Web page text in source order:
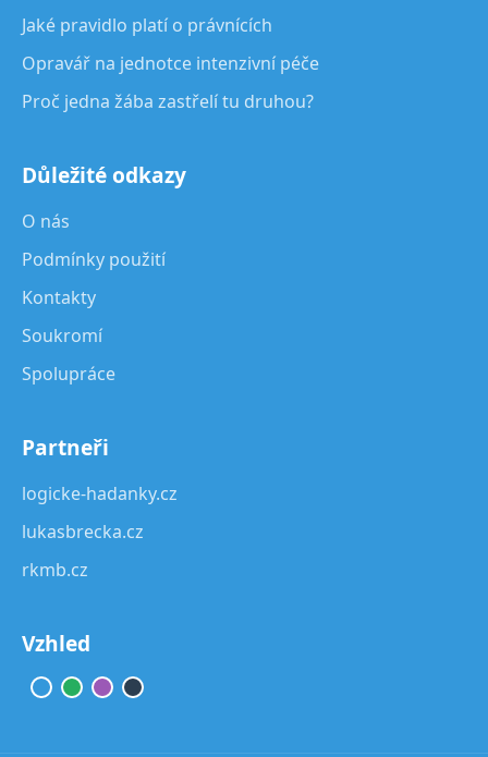
Jaké pravidlo platí o právnících
Opravář na jednotce intenzivní péče
Proč jedna žába zastřelí tu druhou?
Důležité odkazy
O nás
Podmínky použití
Kontakty
Soukromí
Spolupráce
Partneři
logicke-hadanky.cz
lukasbrecka.cz
rkmb.cz
Vzhled